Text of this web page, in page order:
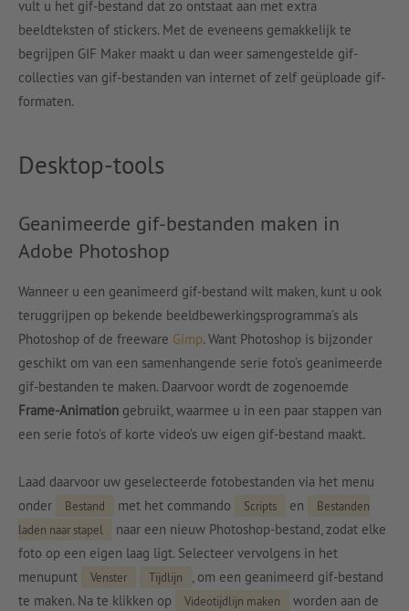
vult u het gif-bestand dat zo ontstaat aan met extra
beeldteksten of stickers. Met de eveneens gemakkelijk te
begrijpen GIF Maker maakt u dan weer samengestelde gif-
collecties van gif-bestanden van internet of zelf geüploade gif-
formaten.
Desktop-tools
Geanimeerde gif-bestanden maken in
Adobe Photoshop
Wanneer u een geanimeerd gif-bestand wilt maken, kunt u ook
teruggrijpen op bekende beeldbewerkingsprogramma’s als
Photoshop of de freeware Gimp. Want Photoshop is bijzonder
geschikt om van een samenhangende serie foto’s geanimeerde
gif-bestanden te maken. Daarvoor wordt de zogenoemde
Frame-Animation gebruikt, waarmee u in een paar stappen van
een serie foto’s of korte video’s uw eigen gif-bestand maakt.
Laad daarvoor uw geselecteerde fotobestanden via het menu
onder
Bestand met het commando Scripts en
Bestanden
laden naar stapel
naar een nieuw Photoshop-bestand, zodat elke
foto op een eigen laag ligt. Selecteer vervolgens in het
menupunt
Venster Tijdlijn
, om een geanimeerd gif-bestand
te maken. Na te klikken op
Videotijdlijn maken
worden aan de